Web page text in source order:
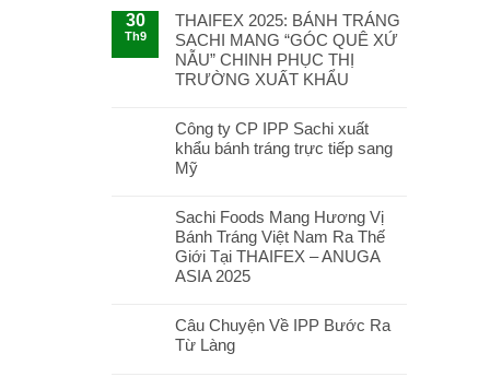
30
Th9
THAIFEX 2025: BÁNH TRÁNG
SACHI MANG “GÓC QUÊ XỨ
NẪU” CHINH PHỤC THỊ
TRƯỜNG XUẤT KHẨU
Công ty CP IPP Sachi xuất
khẩu bánh tráng trực tiếp sang
Mỹ
Sachi Foods Mang Hương Vị
Bánh Tráng Việt Nam Ra Thế
Giới Tại THAIFEX – ANUGA
ASIA 2025
Câu Chuyện Về IPP Bước Ra
Từ Làng